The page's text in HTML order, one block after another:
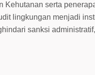
Kehutanan serta
lingkungan menjadi
sanksi